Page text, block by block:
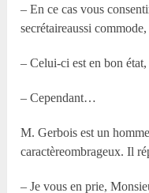
– En ce cas vous
secrétaireaussi
– Celui-ci est en bon
– Cependant…
M. Gerbois est un
caractèreombrageux. Il
– Je vous en prie,